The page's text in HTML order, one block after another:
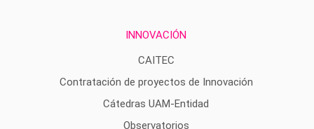
INNOVACIÓN
CAITEC
Contratación de proyectos de Innovación
Cátedras UAM-Entidad
Observatorios